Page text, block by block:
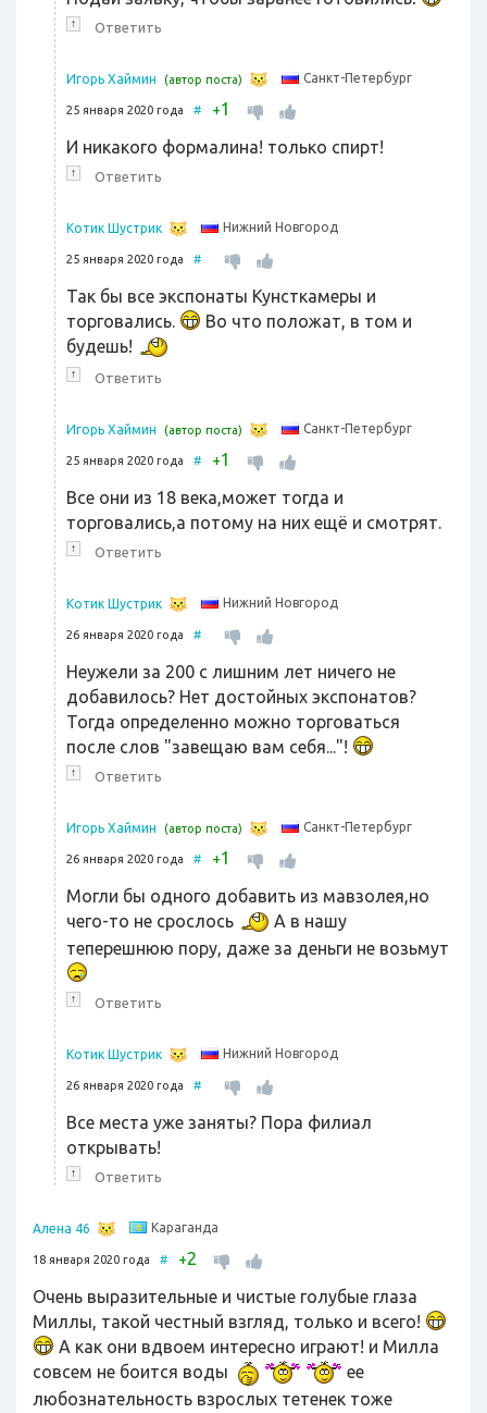
↑ Ответить
Игорь Хаймин (автор поста) Санкт-Петербург
25 января 2020 года # +1
И никакого формалина! только спирт!
↑ Ответить
Котик Шустрик Нижний Новгород
25 января 2020 года #
Так бы все экспонаты Кунсткамеры и
торговались.
Во что положат, в том и
будешь!
↑ Ответить
Игорь Хаймин (автор поста) Санкт-Петербург
25 января 2020 года # +1
Все они из 18 века,может тогда и
торговались,а потому на них ещё и смотрят.
↑ Ответить
Котик Шустрик Нижний Новгород
26 января 2020 года #
Неужели за 200 с лишним лет ничего не
добавилось? Нет достойных экспонатов?
Тогда определенно можно торговаться
после слов "завещаю вам себя..."!
↑ Ответить
Игорь Хаймин (автор поста) Санкт-Петербург
26 января 2020 года # +1
Могли бы одного добавить из мавзолея,но
чего-то не срослось
А в нашу
теперешнюю пору, даже за деньги не возьмут
↑ Ответить
Котик Шустрик Нижний Новгород
26 января 2020 года #
Все места уже заняты? Пора филиал
открывать!
↑ Ответить
Алена 46 Караганда
18 января 2020 года # +2
Очень выразительные и чистые голубые глаза
Миллы, такой честный взгляд, только и всего!
А как они вдвоем интересно играют! и Милла
совсем не боится воды
ее
любознательность взрослых тетенек тоже